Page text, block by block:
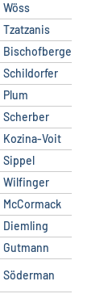
Wöss
Tzatzanis
Bischofberger
Schildorfer
Plum
Scherber
Kozina-Voit
Sippel
Wilfinger
McCormack
Diemling
Gutmann
Söderman